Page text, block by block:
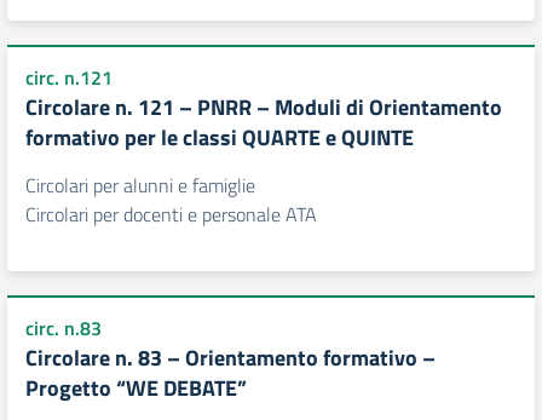
circ. n.121
Circolare n. 121 – PNRR – Moduli di Orientamento
formativo per le classi QUARTE e QUINTE
Circolari per alunni e famiglie
Circolari per docenti e personale ATA
circ. n.83
Circolare n. 83 – Orientamento formativo –
Progetto “WE DEBATE”